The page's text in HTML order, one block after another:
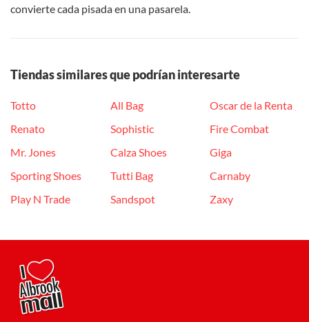
convierte cada pisada en una pasarela.
Tiendas similares que podrían interesarte
Totto
Renato
Mr. Jones
Sporting Shoes
Play N Trade
All Bag
Sophistic
Calza Shoes
Tutti Bag
Sandspot
Oscar de la Renta
Fire Combat
Giga
Carnaby
Zaxy